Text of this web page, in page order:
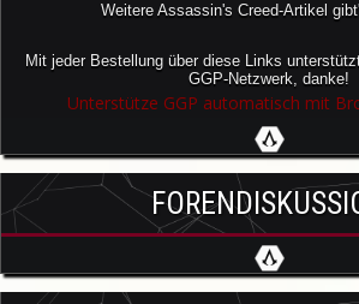
Weitere Assassin's Creed-Artikel
Mit jeder Bestellung über diese Links
GGP-Netzwerk, danke!
Unterstütze GGP automatisch mit